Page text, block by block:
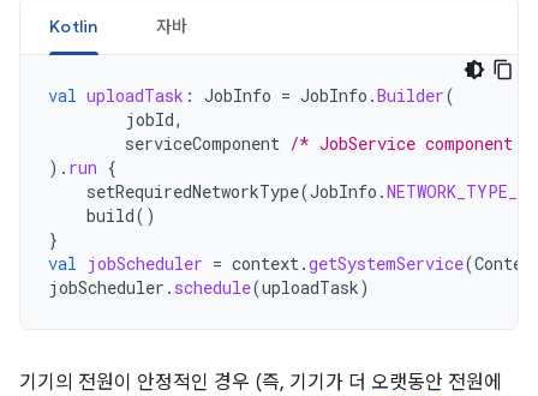
Kotlin 자바
val uploadTask : JobInfo = JobInfo .Builder(
jobId,
serviceComponent /* JobService component
). run {
setRequiredNetworkType(JobInfo .
build()
}
val jobScheduler = context.getSystemService(
jobScheduler . schedule(uploadTask)
기기의 전원이 안정적인 경우 (즉, 기기가 더 오랫동안 전원에